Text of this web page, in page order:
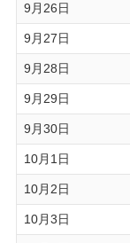
9月26日
9月27日
9月28日
9月29日
9月30日
10月1日
10月2日
10月3日